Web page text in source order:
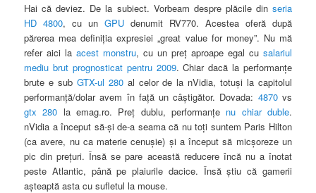
Hai că deviez. De la subiect. Vorbeam despre plăcile din seria
HD 4800, cu unGPU denumit RV770. Acestea oferă după
părerea mea definiţia expresiei „great value for money”. Nu mă
refer aici laacest monstru, cu un preţ aproape egal cu salariul
mediu brut prognosticat pentru 2009. Chiar dacă la performanţe
brute e sub GTX-ul 280al celor de la nVidia, totuşi la capitolul
performanţă/dolar avem în faţă un câştigător. Dovada: 4870vs
gtx 280 la emag.ro. Preţ dublu, performanţe nu chiar duble.
nVidia a început să-şi de-a seama că nu toţi suntem Paris Hilton
(ca avere, nu ca materie cenuşie) şi a început să micşoreze un
pic din preţuri. Însă se pare această reducere încă nu a înotat
peste Atlantic, până pe plaiurile dacice. Însă ştiu că gamerii
aşteaptă asta cu sufletul la mouse.